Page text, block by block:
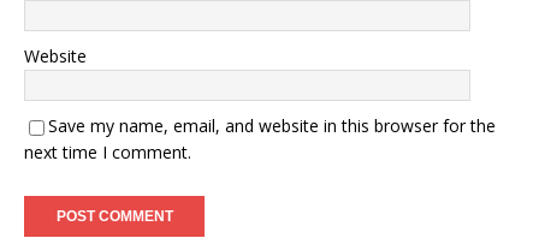
Website
Save my name, email, and website in this browser for the
next time I comment.